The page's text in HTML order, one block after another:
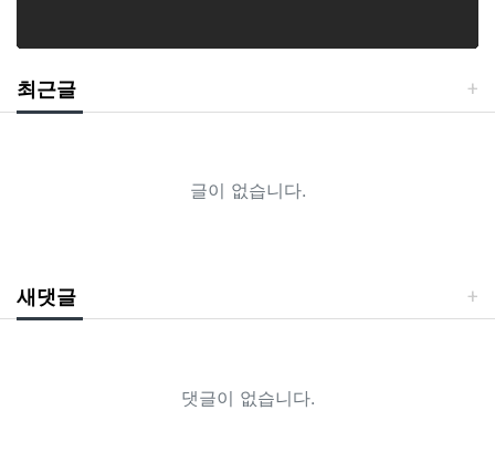
최근글
글이 없습니다.
새댓글
댓글이 없습니다.